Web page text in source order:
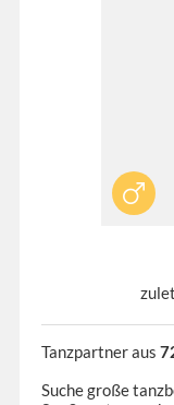
Tanzpartner aus
Suche große